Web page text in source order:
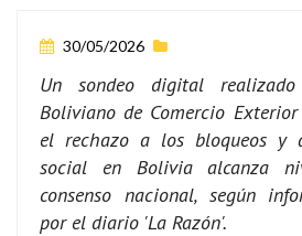
30/05/2026
Un sondeo digital
Boliviano de Comercio
el rechazo a los bloqueos y
social en Bolivia alcanza
consenso nacional, según
por el diario 'La Razón'.